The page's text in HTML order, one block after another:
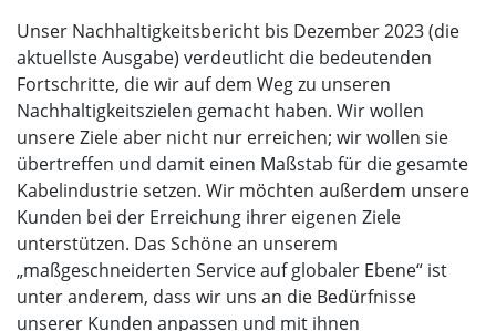
Unser Nachhaltigkeitsbericht bis Dezember 2023 (die
aktuellste Ausgabe) verdeutlicht die bedeutenden
Fortschritte, die wir auf dem Weg zu unseren
Nachhaltigkeitszielen gemacht haben. Wir wollen
unsere Ziele aber nicht nur erreichen; wir wollen sie
übertreffen und damit einen Maßstab für die gesamte
Kabelindustrie setzen. Wir möchten außerdem unsere
Kunden bei der Erreichung ihrer eigenen Ziele
unterstützen. Das Schöne an unserem
„maßgeschneiderten Service auf globaler Ebene“ ist
unter anderem, dass wir uns an die Bedürfnisse
unserer Kunden anpassen und mit ihnen